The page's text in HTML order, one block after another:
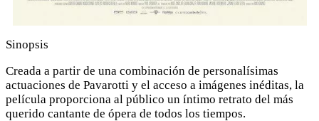
Sinopsis
Creada a partir de una combinación de personalísimas
actuaciones de Pavarotti y el acceso a imágenes inéditas, la
película proporciona al público un íntimo retrato del más
querido cantante de ópera de todos los tiempos.